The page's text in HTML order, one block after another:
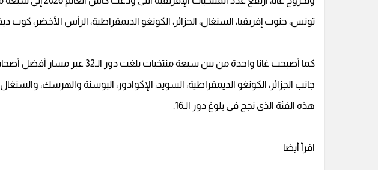
تونس، جنوب إفريقيا، السنغال، الجزائر، الكونغو الديمقراطية، الرأس الأخضر، كوت
كما أصبحت غانا واحدة من بين سبعة
جانب الجزائر، الكونغو الديمقراطية، السويد، الإكوادور، البوسنة والهرسك،
هذه الفئة الذي نجح في بلوغ دور الـ16.
اقرأ أيضا